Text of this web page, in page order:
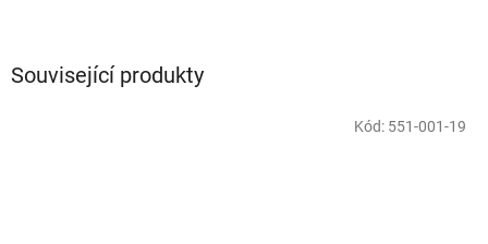
Související produkty
Kód: 551-001-19